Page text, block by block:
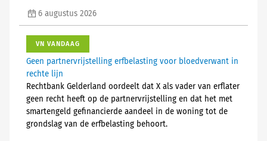
6 augustus 2026
VN VANDAAG
Geen partnervrijstelling erfbelasting voor bloedverwant in
rechte lijn
Rechtbank Gelderland oordeelt dat X als vader van erflater
geen recht heeft op de partnervrijstelling en dat het met
smartengeld gefinancierde aandeel in de woning tot de
grondslag van de erfbelasting behoort.